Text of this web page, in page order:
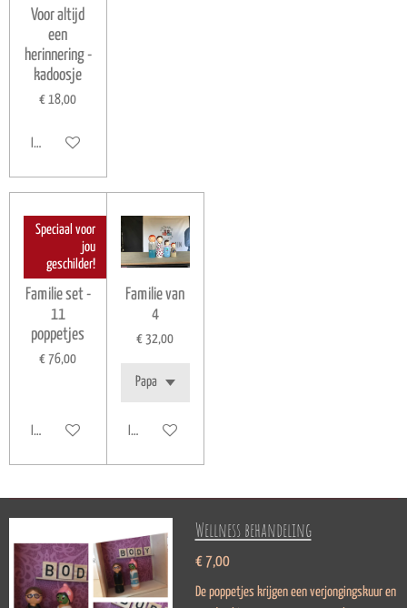
Voor altijd
een
herinnering -
kadoosje
€ 18,00
In winkelwagen
Speciaal voor
jou
geschilder!
Familie set -
11
poppetjes
€ 76,00
In winkelwagen
Familie van
4
€ 32,00
In winkelwagen
Wellness behandeling
€ 7,00
De poppetjes krijgen een verjongingskuur en